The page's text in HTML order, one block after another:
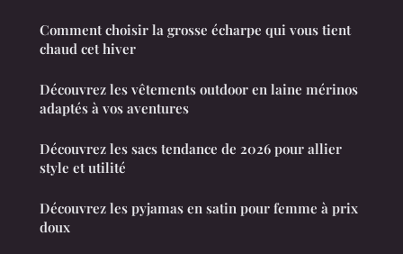
Comment choisir la grosse écharpe qui vous tient
chaud cet hiver
Découvrez les vêtements outdoor en laine mérinos
adaptés à vos aventures
Découvrez les sacs tendance de 2026 pour allier
style et utilité
Découvrez les pyjamas en satin pour femme à prix
doux